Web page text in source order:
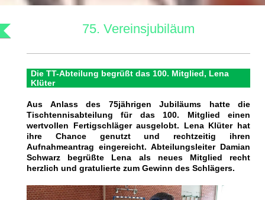
75. Vereinsjubiläum
Die TT-Abteilung begrüßt das 100. Mitglied, Lena
Klüter
Aus Anlass des 75jährigen Jubiläums hatte die
Tischtennisabteilung für das 100. Mitglied einen
wertvollen Fertigschläger ausgelobt. Lena Klüter hat
ihre Chance genutzt und rechtzeitig ihren
Aufnahmeantrag eingereicht. Abteilungsleiter Damian
Schwarz begrüßte Lena als neues Mitglied recht
herzlich und gratulierte zum Gewinn des Schlägers.